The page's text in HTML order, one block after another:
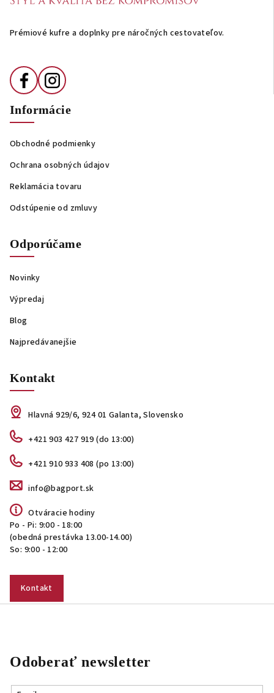
Prémiové kufre a doplnky pre náročných cestovateľov.
Informácie
Obchodné podmienky
Ochrana osobných údajov
Reklamácia tovaru
Odstúpenie od zmluvy
Odporúčame
Novinky
Výpredaj
Blog
Najpredávanejšie
Kontakt
Hlavná 929/6, 924 01 Galanta, Slovensko
+421 903 427 919 (do 13:00)
+421 910 933 408 (po 13:00)
info@bagport.sk
Otváracie hodiny
Po - Pi: 9:00 - 18:00
(obedná prestávka 13.00-14.00)
So: 9:00 - 12:00
Kontakt
Odoberať newsletter